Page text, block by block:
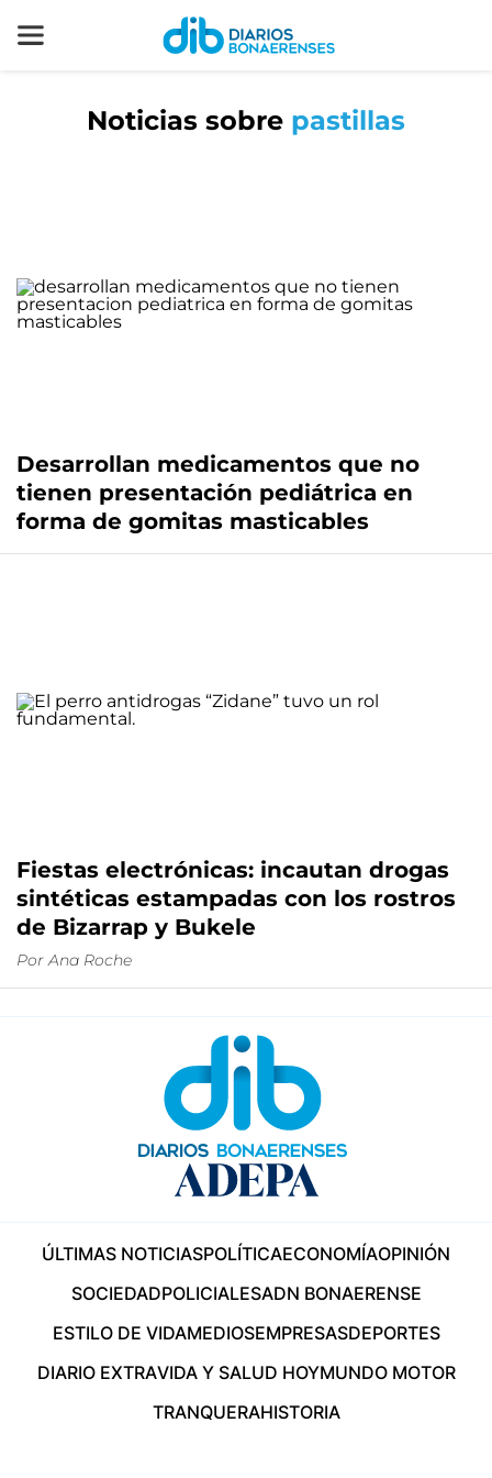
Noticias sobre pastillas
Desarrollan medicamentos que no
tienen presentación pediátrica en
forma de gomitas masticables
Fiestas electrónicas: incautan drogas
sintéticas estampadas con los rostros
de Bizarrap y Bukele
Por Ana Roche
ÚLTIMAS NOTICIASPOLÍTICAECONOMÍAOPINIÓN
SOCIEDADPOLICIALESADN BONAERENSE
ESTILO DE VIDAMEDIOSEMPRESASDEPORTES
DIARIO EXTRAVIDA Y SALUD HOYMUNDO MOTOR
TRANQUERAHISTORIA